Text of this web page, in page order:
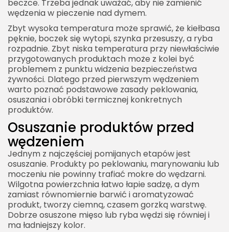
beczce. Trzeba jednak uważać, aby nie zamienić
wędzenia w pieczenie nad dymem.
Zbyt wysoka temperatura może sprawić, że kiełbasa
pęknie, boczek się wytopi, szynka przesuszy, a ryba
rozpadnie. Zbyt niska temperatura przy niewłaściwie
przygotowanych produktach może z kolei być
problemem z punktu widzenia bezpieczeństwa
żywności. Dlatego przed pierwszym wędzeniem
warto poznać podstawowe zasady peklowania,
osuszania i obróbki termicznej konkretnych
produktów.
Osuszanie produktów przed
wędzeniem
Jednym z najczęściej pomijanych etapów jest
osuszanie. Produkty po peklowaniu, marynowaniu lub
moczeniu nie powinny trafiać mokre do wędzarni.
Wilgotna powierzchnia łatwo łapie sadzę, a dym
zamiast równomiernie barwić i aromatyzować
produkt, tworzy ciemną, czasem gorzką warstwę.
Dobrze osuszone mięso lub ryba wędzi się równiej i
ma ładniejszy kolor.